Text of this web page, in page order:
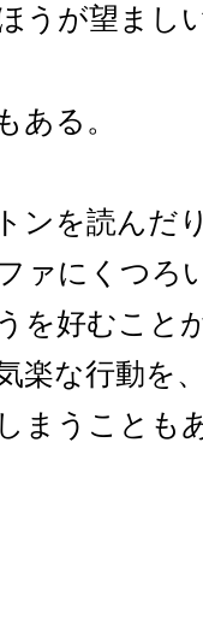
うが望まし
ある。
ンを読んだ
ァにくつろ
を好むこと
楽な行動を
まうことも